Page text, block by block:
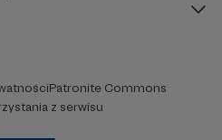
Patronite Commons
z serwisu